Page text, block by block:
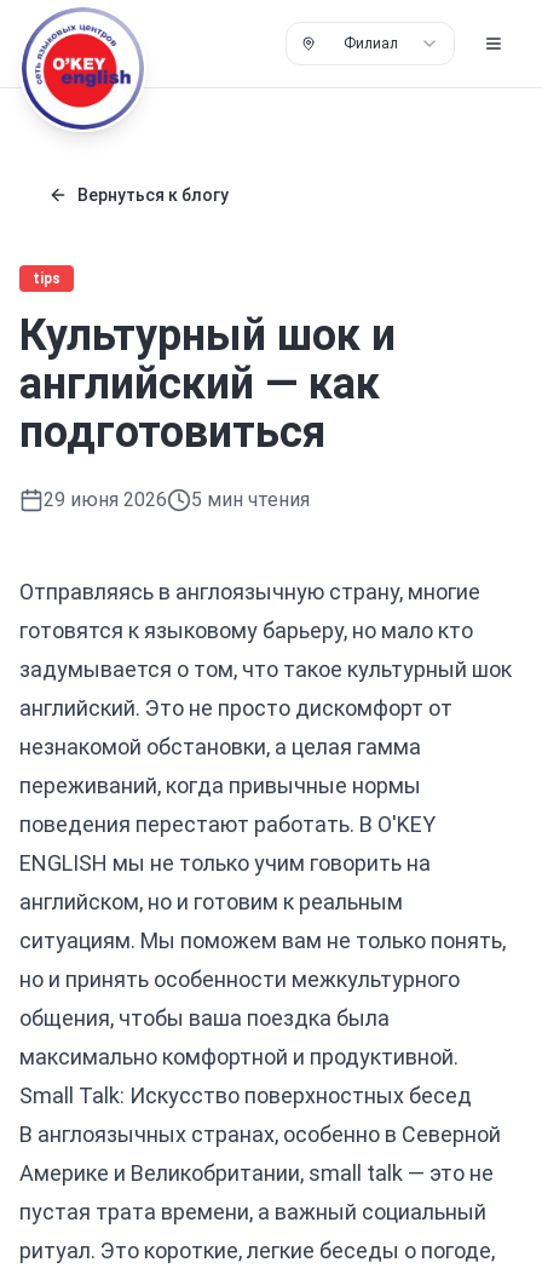
Филиал
Вернуться к блогу
tips
Культурный шок и
английский — как
подготовиться
29 июня 2026 5 мин чтения
Отправляясь в англоязычную страну, многие
готовятся к языковому барьеру, но мало кто
задумывается о том, что такое культурный шок
английский. Это не просто дискомфорт от
незнакомой обстановки, а целая гамма
переживаний, когда привычные нормы
поведения перестают работать. В O'KEY
ENGLISH мы не только учим говорить на
английском, но и готовим к реальным
ситуациям. Мы поможем вам не только понять,
но и принять особенности межкультурного
общения, чтобы ваша поездка была
максимально комфортной и продуктивной.
Small Talk: Искусство поверхностных бесед
В англоязычных странах, особенно в Северной
Америке и Великобритании, small talk — это не
пустая трата времени, а важный социальный
ритуал. Это короткие, легкие беседы о погоде,